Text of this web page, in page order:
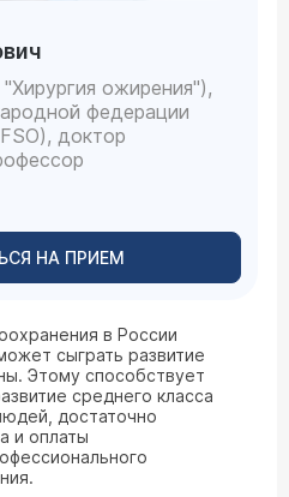
ожирения"),
федерации
доктор
НА ПРИЕМ
в России
сыграть развитие
Этому способствует
среднего класса
достаточно
и оплаты